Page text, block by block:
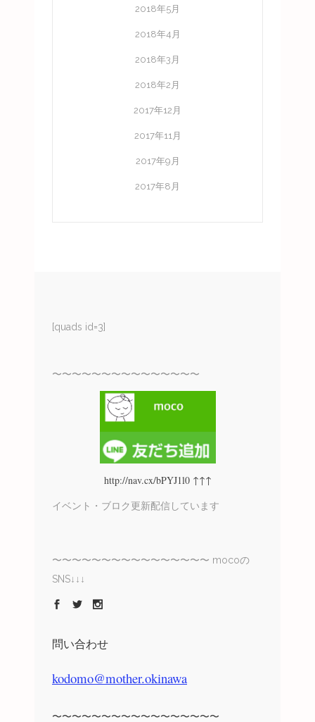
2018年5月
2018年4月
2018年3月
2018年2月
2017年12月
2017年11月
2017年9月
2017年8月
[quads id=3]
〜〜〜〜〜〜〜〜〜〜〜〜〜〜〜
http://nav.cx/bPYJ1l0 ↑↑↑
イベント・ブロク更新配信しています
〜〜〜〜〜〜〜〜〜〜〜〜〜〜〜〜 mocoの
SNS↓↓↓
問い合わせ
kodomo@mother.okinawa
〜〜〜〜〜〜〜〜〜〜〜〜〜〜〜〜〜